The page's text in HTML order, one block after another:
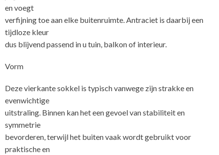
en voegt
verfijning toe aan elke buitenruimte. Antraciet is daarbij een
tijdloze kleur
dus blijvend passend in u tuin, balkon of interieur.
Vorm
Deze vierkante sokkel is typisch vanwege zijn strakke en
evenwichtige
uitstraling. Binnen kan het een gevoel van stabiliteit en
symmetrie
bevorderen, terwijl het buiten vaak wordt gebruikt voor
praktische en